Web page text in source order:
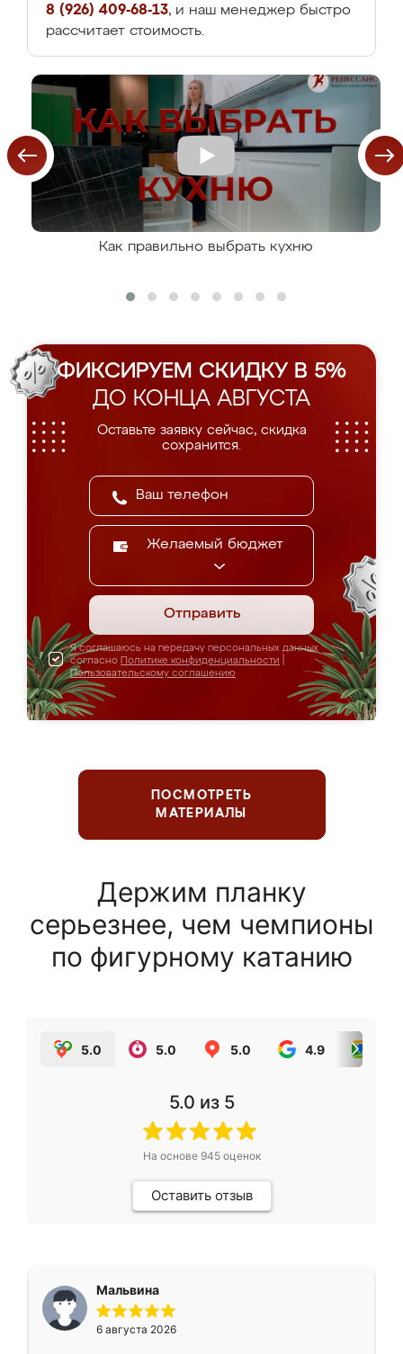
8 (926) 409-68-13, и наш менеджер быстро
рассчитает стоимость.
Как правильно выбрать кухню
ФИКСИРУЕМ СКИДКУ В 5%
ДО КОНЦА АВГУСТА
Оставьте заявку сейчас, скидка
сохранится.
Желаемый бюджет
Отправить
Я соглашаюсь на передачу персональных данных
согласно Политике конфиденциальности
Пользовательскому соглашению
ПОСМОТРЕТЬ
МАТЕРИАЛЫ
Держим планку
серьезнее, чем чемпионы
по фигурному катанию
5.0 5.0 5.0 4.9
5.0 из 5
На основе 945оценок
Оставить отзыв
Мальвина
6 августа 2026